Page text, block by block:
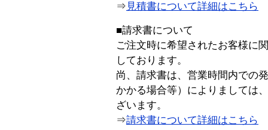
⇒ 見積書について詳細はこちら
■請求書について
ご注文時に希望されたお客様に
しております。
尚、請求書は、営業時間内での
かかる場合等）によりましては
ざいます。
⇒請求書について詳細はこちら